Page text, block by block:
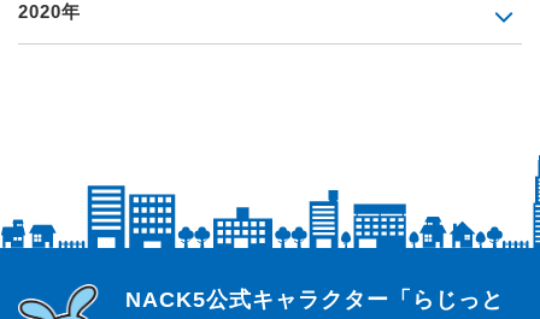
2020年
らじっと君
NACK5公式キャラクター「らじっと